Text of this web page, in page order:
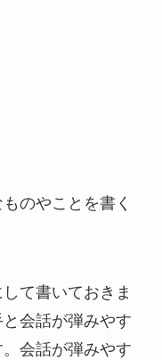
のやことを書く
て書いておきま
会話が弾みやす
会話が弾みやす